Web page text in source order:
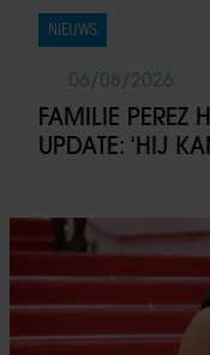
NIEUWS
FAMILIE PEREZ
UPDATE: ‘HIJ